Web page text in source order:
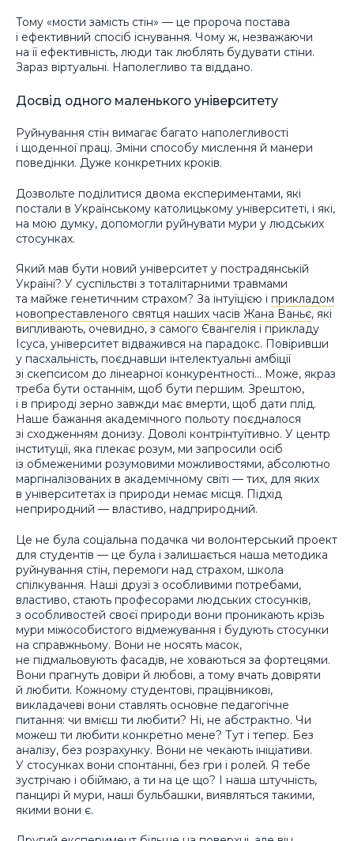
Тому «мости замість стін» — це пророча постава
і ефективний спосіб існування. Чому ж, незважаючи
на її ефективність, люди так люблять будувати стіни.
Зараз віртуальні. Наполегливо та віддано.
Досвід одного маленького університету
Руйнування стін вимагає багато наполегливості
і щоденної праці. Зміни способу мислення й манери
поведінки. Дуже конкретних кроків.
Дозвольте поділитися двома експериментами, які
постали в Українському католицькому університеті, і які,
на мою думку, допомогли руйнувати мури у людських
стосунках.
Який мав бути новий університет у пострадянській
Україні? У суспільстві з тоталітарними травмами
та майже генетичним страхом? За інтуїцією і прикладом
новопреставленого святця наших часів Жана Ваньє, які
випливають, очевидно, з самого Євангелія і прикладу
Ісуса, університет відважився на парадокс. Повіривши
у пасхальність, поєднавши інтелектуальні амбіції
зі скепсисом до лінеарної конкурентності… Може, якраз
треба бути останнім, щоб бути першим. Зрештою,
і в природі зерно завжди має вмерти, щоб дати плід.
Наше бажання академічного польоту поєдналося
зі сходженням донизу. Доволі контрінтуїтивно. У центр
інституції, яка плекає розум, ми запросили осіб
із обмеженими розумовими можливостями, абсолютно
маргіналізованих в академічному світі — тих, для яких
в університетах із природи немає місця. Підхід
неприродний — властиво, надприродний.
Це не була соціальна подачка чи волонтерський проект
для студентів — це була і залишається наша методика
руйнування стін, перемоги над страхом, школа
спілкування. Наші друзі з особливими потребами,
властиво, стають професорами людських стосунків,
з особливостей своєї природи вони проникають крізь
мури міжособистого відмежування і будують стосунки
на справжньому. Вони не носять масок,
не підмальовують фасадів, не ховаються за фортецями.
Вони прагнуть довіри й любові, а тому вчать довіряти
й любити. Кожному студентові, працівникові,
викладачеві вони ставлять основне педагогічне
питання: чи вмієш ти любити? Ні, не абстрактно. Чи
можеш ти любити конкретно мене? Тут і тепер. Без
аналізу, без розрахунку. Вони не чекають ініціативи.
У стосунках вони спонтанні, без гри і ролей. Я тебе
зустрічаю і обіймаю, а ти на це що? І наша штучність,
панцирі й мури, наші бульбашки, виявляться такими,
якими вони є.